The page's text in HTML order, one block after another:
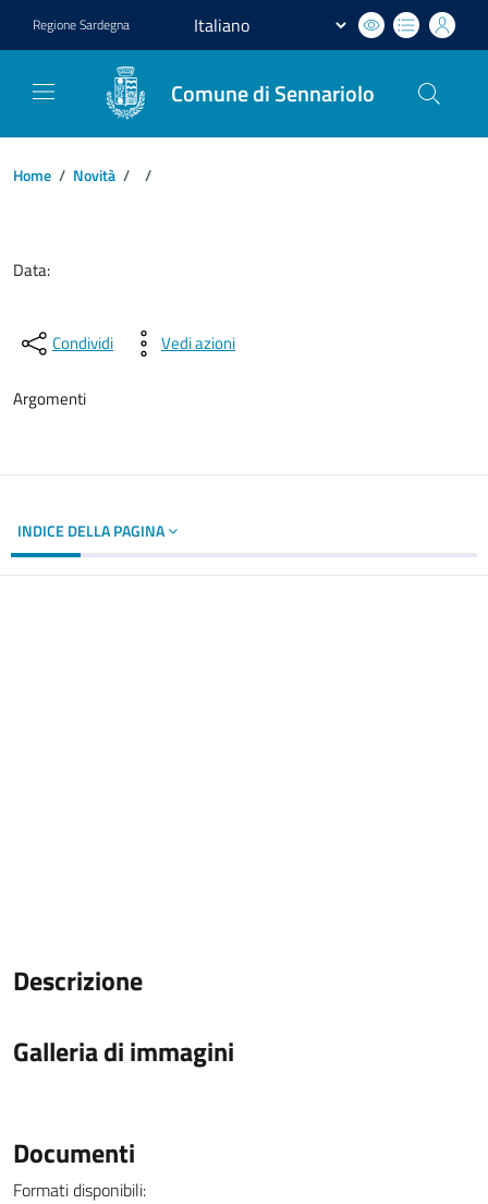
RegioneSardegna
Comune di Sennariolo
Home / Novità / /
Data:
Condividi Vedi azioni
Argomenti
INDICE DELLA PAGINA
Descrizione
Galleria di immagini
Documenti
Formati disponibili: